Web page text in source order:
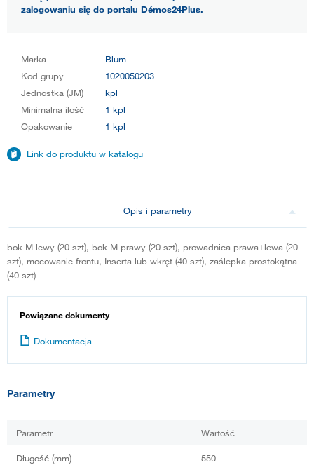
zalogowaniu się do portalu Démos24Plus.
Marka
Blum
Kod grupy
1020050203
Jednostka (JM)
kpl
Minimalna ilość
1 kpl
Opakowanie
1 kpl
Link do produktu w katalogu
Opis i parametry
bok M lewy (20 szt), bok M prawy (20 szt), prowadnica prawa+lewa (20
szt), mocowanie frontu, Inserta lub wkręt (40 szt), zaślepka prostokątna
(40 szt)
Powiązane dokumenty
Dokumentacja
Parametry
Parametr Wartość
Długość (mm) 550